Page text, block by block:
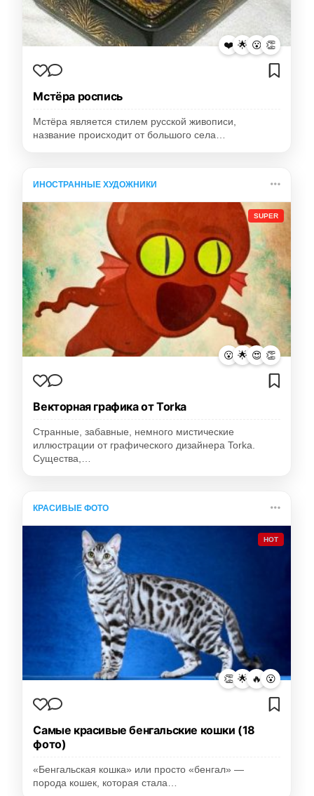
❤️ 🌟 😮 👏
Мстёра роспись
Мстёра является стилем русской живописи,
название происходит от большого села…
ИНОСТРАННЫЕ ХУДОЖНИКИ
SUPER
😮 🌟 😍 👏
Векторная графика от Torka
Странные, забавные, немного мистические
иллюстрации от графического дизайнера Torka.
Существа,…
КРАСИВЫЕ ФОТО
HOT
👏 🌟 🔥 😮
Самые красивые бенгальские кошки (18
фото)
«Бенгальская кошка» или просто «бенгал» —
порода кошек, которая стала…